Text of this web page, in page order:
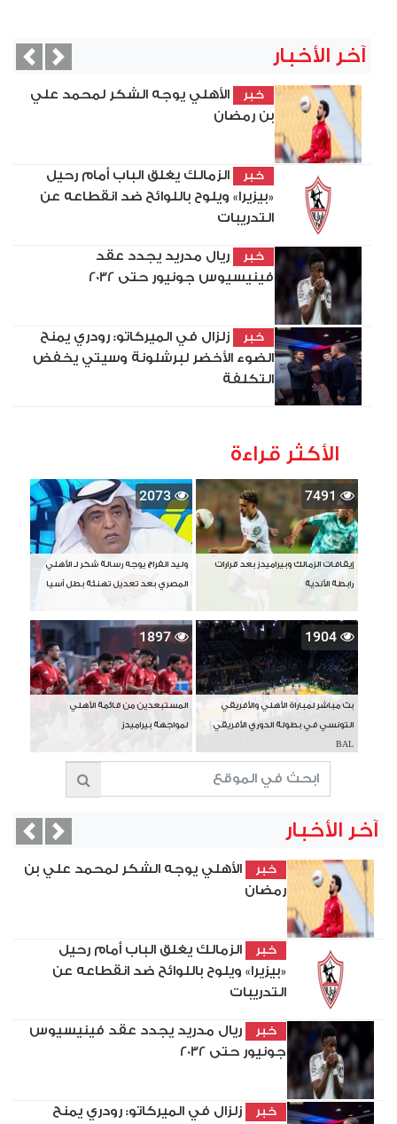
آخر الأخبار
خبر
الأهلي يوجه الشكر لمحمد علي
بن رمضان
خبر
الزمالك يغلق الباب أمام رحيل
«بيزيرا» ويلوح باللوائح ضد انقطاعه عن
التدريبات
خبر
ريال مدريد يجدد عقد
فينيسيوس جونيور حتى 2032
خبر
زلزال في الميركاتو: رودري يمنح
الضوء الأخضر لبرشلونة وسيتي يخفض
التكلفة
Next
الأكثر قراءة
7491
إيقافات الزمالك وبيراميدز بعد قرارات
رابطة الأندية
2073
وليد الفراج يوجه رسالة شكر لـ الأهلي
المصري بعد تعديل تهنئة بطل آسيا
1904
بث مباشر لمباراة الأهلي والأفريقي
التونسي في بطولة الدوري الأفريقي
BAL
1897
المستبعدين من قائمة الأهلي
لمواجهة بيراميدز
آخر الأخبار
خبر
الأهلي يوجه الشكر لمحمد علي بن
رمضان
خبر
الزمالك يغلق الباب أمام رحيل
«بيزيرا» ويلوح باللوائح ضد انقطاعه عن
التدريبات
خبر
ريال مدريد يجدد عقد فينيسيوس
جونيور حتى 2032
خبر
زلزال في الميركاتو: رودري يمنح
Next